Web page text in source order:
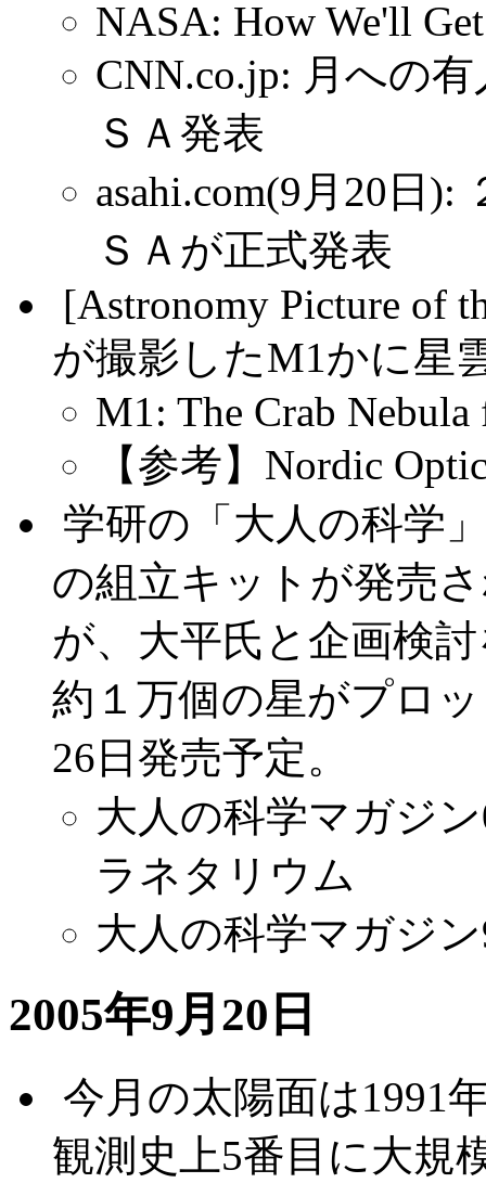
NASA: How We'll
CNN.co.jp: 月への
ＳＡ発表
asahi.com(9月20日
ＳＡが正式発表
[Astronomy Picture of
が撮影したM1かに星
M1: The Crab
【参考】Nordic
学研の「大人の科学
の組立キットが発売
が、大平氏と企画検
約１万個の星がプロ
26日発売予定。
大人の科学マガジ
ラネタリウム
大人の科学マガジ
2005年9月20日
今月の太陽面は1991
観測史上5番目に大規